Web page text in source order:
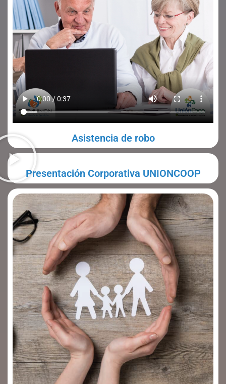
Asistencia de robo
Presentación Corporativa UNIONCOOP